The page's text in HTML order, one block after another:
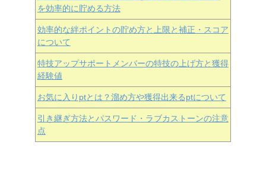
を効率的に貯める方法
効率的な絆ポイントの貯め方と上限と補正・スコア
について
特技アップサポートメンバーの特技の上げ方と獲得
経験値
お気に入りptとは？溜め方や獲得出来るptについて
引き継ぎ方法とパスワード・ラブカストーンの注意
点